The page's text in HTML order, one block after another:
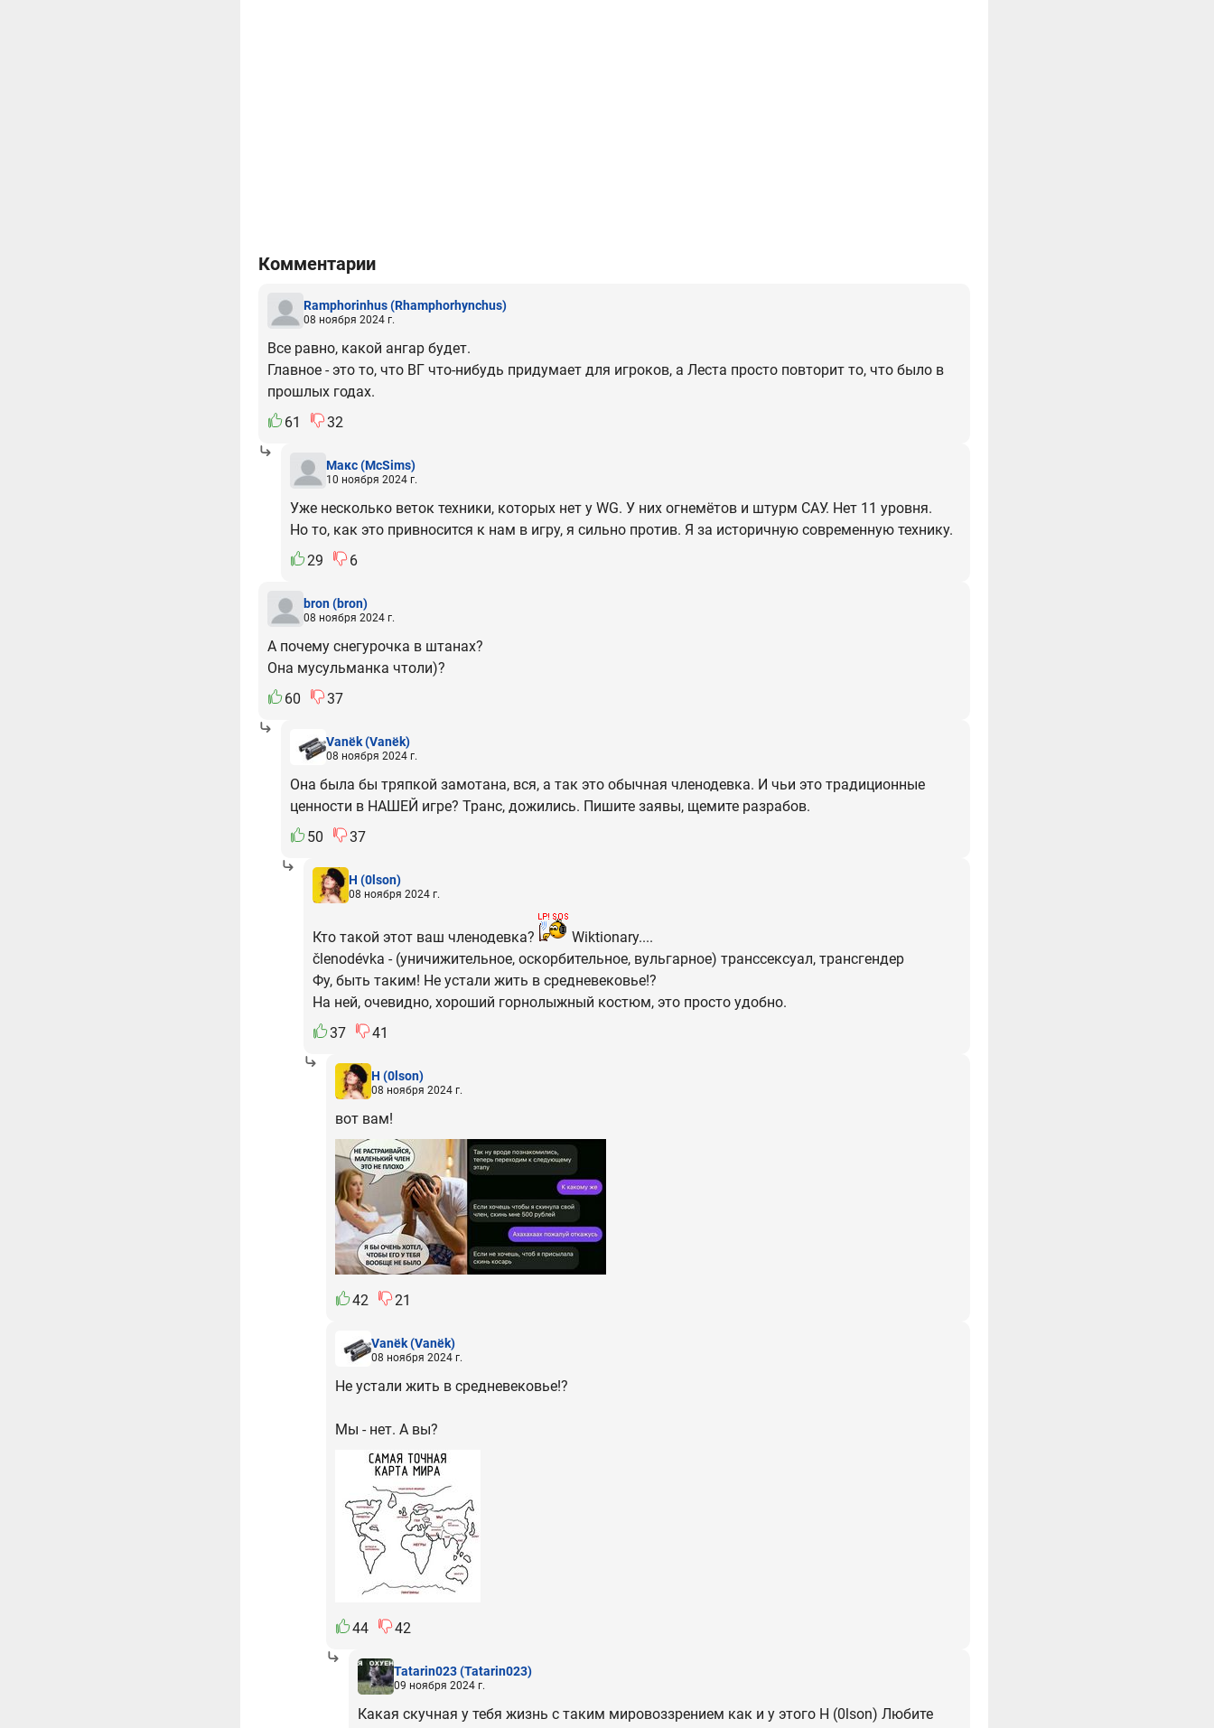
Комментарии
Ramphorinhus(Rhamphorhynchus)
08 ноября 2024 г.
Все равно, какой ангар будет.
Главное - это то, что ВГ что-нибудь придумает для игроков, а Леста просто повторит то, что было в
прошлых годах.
61
32
Макс(McSims)
10 ноября 2024 г.
Уже несколько веток техники, которых нет у WG. У них огнемётов и штурм САУ. Нет 11 уровня.
Но то, как это привносится к нам в игру, я сильно против. Я за историчную современную технику.
29
6
bron(bron)
08 ноября 2024 г.
А почему снегурочка в штанах?
Она мусульманка чтоли)?
60
37
Vanёk(Vanёk)
08 ноября 2024 г.
Она была бы тряпкой замотана, вся, а так это обычная членодевка. И чьи это традиционные
ценности в НАШЕЙ игре? Транс, дожились. Пишите заявы, щемите разрабов.
50
37
H (0lson)
08 ноября 2024 г.
Кто такой этот ваш членодевка?
Wiktionary....
členodévka - (уничижительное, оскорбительное, вульгарное) транссексуал, трансгендер
Фу, быть таким! Не устали жить в средневековье!?
На ней, очевидно, хороший горнолыжный костюм, это просто удобно.
37
41
H (0lson)
08 ноября 2024 г.
вот вам!
42 21
Vanёk(Vanёk)
08 ноября 2024 г.
Не устали жить в средневековье!?
Мы - нет. А вы?
44 42
Tatarin023(Tatarin023)
09 ноября 2024 г.
Какая скучная у тебя жизнь с таким мировоззрением как и у этого H (0lson) Любите